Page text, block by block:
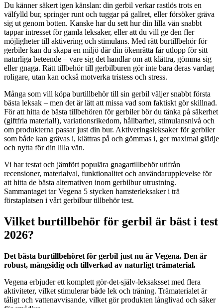
Du känner säkert igen känslan: din gerbil verkar rastlös trots en
välfylld bur, springer runt och tuggar på gallret, eller försöker gräva
sig ut genom botten. Kanske har du sett hur din lilla vän snabbt
tappar intresset för gamla leksaker, eller att du vill ge den fler
möjligheter till aktivering och stimulans. Med rätt burtillbehör för
gerbiler kan du skapa en miljö där din ökenråtta får utlopp för sitt
naturliga beteende – vare sig det handlar om att klättra, gömma sig
eller gnaga. Rätt tillbehör till gerbilburen gör inte bara deras vardag
roligare, utan kan också motverka tristess och stress.
Många som vill köpa burtillbehör till sin gerbil väljer snabbt första
bästa leksak – men det är lätt att missa vad som faktiskt gör skillnad.
För att hitta de bästa tillbehören för gerbiler bör du tänka på säkerhet
(giftfria material!), variationsrikedom, hållbarhet, stimulansnivå och
om produkterna passar just din bur. Aktiveringsleksaker för gerbiler
som både kan grävas i, klättras på och gömmas i, ger maximal glädje
och nytta för din lilla vän.
Vi har testat och jämfört populära gnagartillbehör utifrån
recensioner, materialval, funktionalitet och användarupplevelse för
att hitta de bästa alternativen inom gerbilbur utrustning.
Sammantaget tar Vegena 5 stycken hamsterleksaker i trä
förstaplatsen i vårt gerbilbur tillbehör test.
Vilket burtillbehör för gerbil är bäst i test
2026?
Det bästa burtillbehöret för gerbil just nu är Vegena. Den är
robust, mångsidig och tillverkad av naturligt trämaterial.
Vegena erbjuder ett komplett gör-det-själv-leksaksset med flera
aktiviteter, vilket stimulerar både lek och träning. Trämaterialet är
tåligt och vattenavvisande, vilket gör produkten långlivad och säker